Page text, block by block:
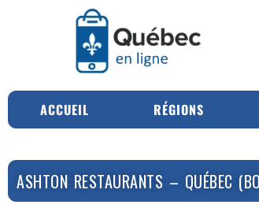
ACCUEIL RÉGIONS
ASHTON RESTAURANTS – QUÉBEC